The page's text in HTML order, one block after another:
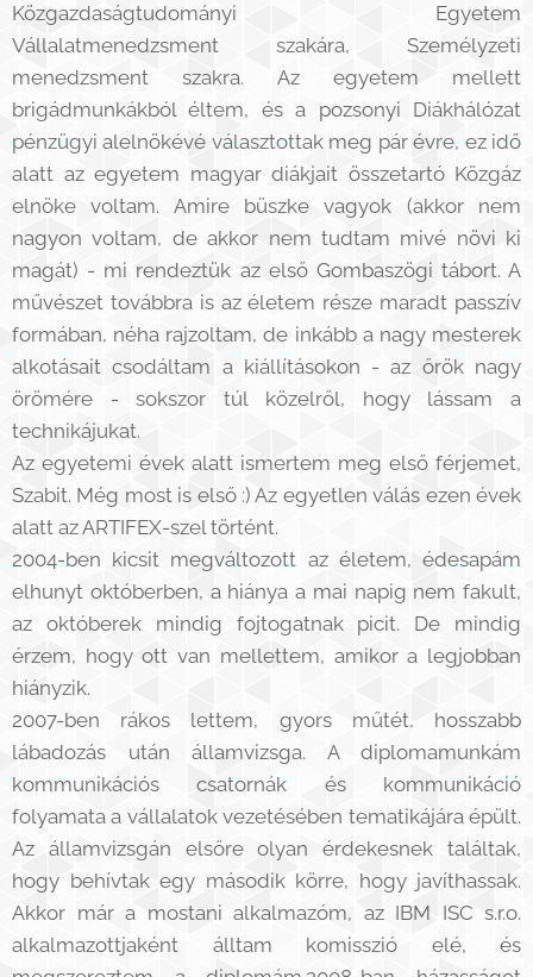
Közgazdaságtudományi Egyetem
Vállalatmenedzsment szakára, Személyzeti
menedzsment szakra. Az egyetem mellett
brigádmunkákból éltem, és a pozsonyi Diákhálózat
pénzügyi alelnökévé választottak meg pár évre, ez idő
alatt az egyetem magyar diákjait összetartó Közgáz
elnöke voltam. Amire büszke vagyok (akkor nem
nagyon voltam, de akkor nem tudtam mivé növi ki
magát) - mi rendeztük az első Gombaszögi tábort. A
művészet továbbra is az életem része maradt passzív
formában, néha rajzoltam, de inkább a nagy mesterek
alkotásait csodáltam a kiállításokon - az őrök nagy
örömére - sokszor túl közelről, hogy lássam a
technikájukat.
Az egyetemi évek alatt ismertem meg első férjemet,
Szabit. Még most is első :) Az egyetlen válás ezen évek
alatt az ARTIFEX-szel történt.
2004-ben kicsit megváltozott az életem, édesapám
elhunyt októberben, a hiánya a mai napig nem fakult,
az októberek mindig fojtogatnak picit. De mindig
érzem, hogy ott van mellettem, amikor a legjobban
hiányzik.
2007-ben rákos lettem, gyors műtét, hosszabb
lábadozás után államvizsga. A diplomamunkám
kommunikációs csatornák és kommunikáció
folyamata a vállalatok vezetésében tematikájára épült.
Az államvizsgán elsőre olyan érdekesnek találtak,
hogy behívtak egy második körre, hogy javíthassak.
Akkor már a mostani alkalmazóm, az IBM ISC s.r.o.
alkalmazottjaként álltam komisszió elé, és